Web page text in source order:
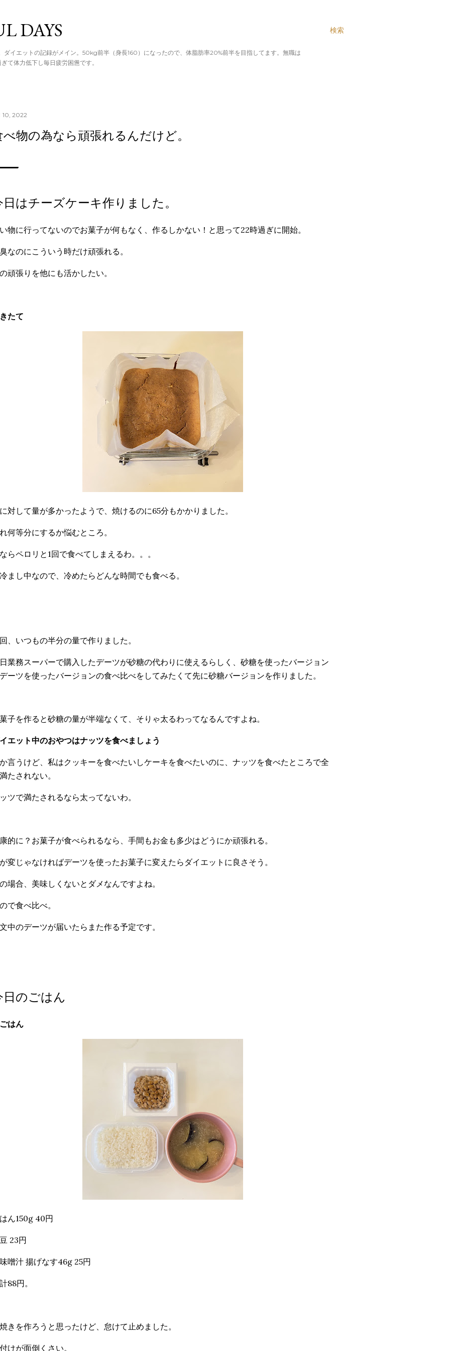
メイン コンテンツに移動
検索
DAYS
イエットの記録がメイン。50kg前半（身長160）になったので、体脂肪率20%前半を目指してます。無職は
て体力低下し毎日疲労困憊です。
10, 2022
べ物の為なら頑張れるんだけど。
日はチーズケーキ作りました。
物に行ってないのでお菓子が何もなく、作るしかない！と思って22時過ぎに開始。
なのにこういう時だけ頑張れる。
頑張りを他にも活かしたい。
たて
対して量が多かったようで、焼けるのに65分もかかりました。
何等分にするか悩むところ。
らペロリと1回で食べてしまえるわ。。。
まし中なので、冷めたらどんな時間でも食べる。
、いつもの半分の量で作りました。
業務スーパーで購入したデーツが砂糖の代わりに使えるらしく、砂糖を使ったバージョン
ーツを使ったバージョンの食べ比べをしてみたくて先に砂糖バージョンを作りました。
子を作ると砂糖の量が半端なくて、そりゃ太るわってなるんですよね。
エット中のおやつはナッツを食べましょう
言うけど、私はクッキーを食べたいしケーキを食べたいのに、ナッツを食べたところで全
たされない。
ツで満たされるなら太ってないわ。
的に？お菓子が食べられるなら、手間もお金も多少はどうにか頑張れる。
変じゃなければデーツを使ったお菓子に変えたらダイエットに良さそう。
場合、美味しくないとダメなんですよね。
で食べ比べ。
中のデーツが届いたらまた作る予定です。
日のごはん
はん
ん150g 40円
23円
噌汁 揚げなす46g 25円
88円。
きを作ろうと思ったけど、怠けて止めました。
けが面倒くさい。